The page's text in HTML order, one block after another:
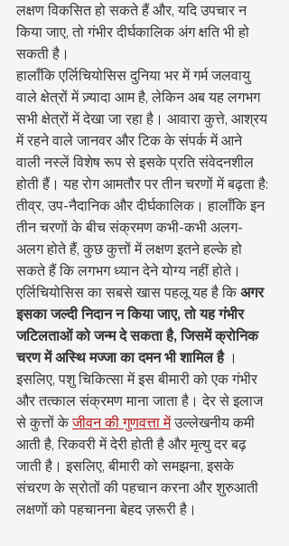
लक्षण विकसित हो सकते हैं और, यदि उपचार न
किया जाए, तो गंभीर दीर्घकालिक अंग क्षति भी हो
सकती है।
हालाँकि एर्लिचियोसिस दुनिया भर में गर्म जलवायु
वाले क्षेत्रों में ज़्यादा आम है, लेकिन अब यह लगभग
सभी क्षेत्रों में देखा जा रहा है। आवारा कुत्ते, आश्रय
में रहने वाले जानवर और टिक के संपर्क में आने
वाली नस्लें विशेष रूप से इसके प्रति संवेदनशील
होती हैं। यह रोग आमतौर पर तीन चरणों में बढ़ता है:
तीव्र, उप-नैदानिक और दीर्घकालिक। हालाँकि इन
तीन चरणों के बीच संक्रमण कभी-कभी अलग-
अलग होते हैं, कुछ कुत्तों में लक्षण इतने हल्के हो
सकते हैं कि लगभग ध्यान देने योग्य नहीं होते।
एर्लिचियोसिस का सबसे खास पहलू यह है कि अगर
इसका जल्दी निदान न किया जाए, तो यह गंभीर
जटिलताओं को जन्म दे सकता है, जिसमें क्रोनिक
चरण में अस्थि मज्जा का दमन भी शामिल है ।
इसलिए, पशु चिकित्सा में इस बीमारी को एक गंभीर
और तत्काल संक्रमण माना जाता है। देर से इलाज
से कुत्तों के जीवन की गुणवत्ता में उल्लेखनीय कमी
आती है, रिकवरी में देरी होती है और मृत्यु दर बढ़
जाती है। इसलिए, बीमारी को समझना, इसके
संचरण के स्रोतों की पहचान करना और शुरुआती
लक्षणों को पहचानना बेहद ज़रूरी है।